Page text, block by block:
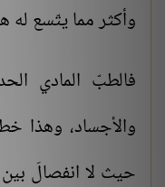
وأكثر مما يتّسع له
فالطبّ المادي
والأجساد، وهذا
حيث لا انفصالَ